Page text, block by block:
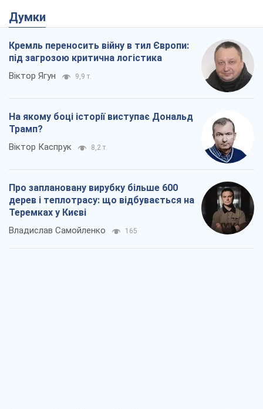
Думки
Кремль переносить війну в тил Європи:
під загрозою критична логістика
Віктор Ягун 9,9 т.
На якому боці історії виступає Дональд
Трамп?
Віктор Каспрук 8,2 т.
Про заплановану вирубку більше 600
дерев і теплотрасу: що відбувається на
Теремках у Києві
Владислав Самойленко 165